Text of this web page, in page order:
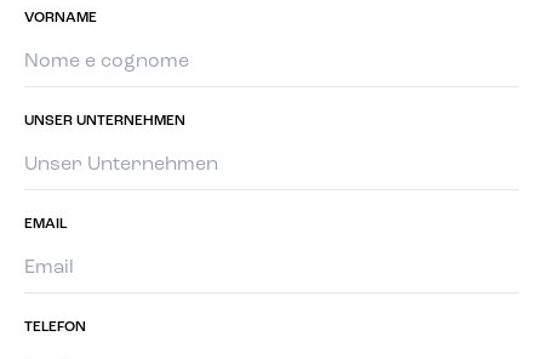
VORNAME
UNSER UNTERNEHMEN
EMAIL
TELEFON